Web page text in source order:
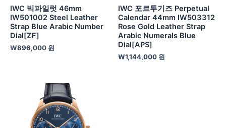
IWC 빅파일럿 46mm
IW501002 Steel Leather
Strap Blue Arabic Number
Dial[ZF]
₩896,000 원
IWC 포르투기즈 Perpetual
Calendar 44mm IW503312
Rose Gold Leather Strap
Arabic Numerals Blue
Dial[APS]
₩1,144,000 원